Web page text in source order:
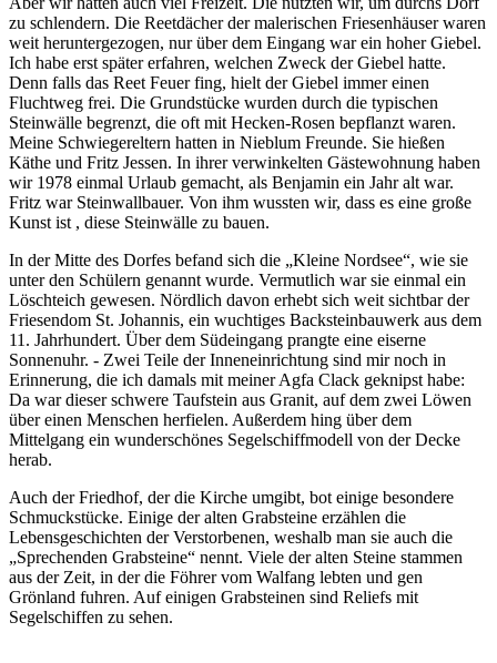
zu schlendern. Die Reetdächer der malerischen Friesenhäuser waren
weit heruntergezogen, nur über dem Eingang war ein hoher Giebel.
Ich habe erst später erfahren, welchen Zweck der Giebel hatte.
Denn falls das Reet Feuer fing, hielt der Giebel immer einen
Fluchtweg frei. Die Grundstücke wurden durch die typischen
Steinwälle begrenzt, die oft mit Hecken-Rosen bepflanzt waren.
Meine Schwiegereltern hatten in Nieblum Freunde. Sie hießen
Käthe und Fritz Jessen. In ihrer verwinkelten Gästewohnung haben
wir 1978 einmal Urlaub gemacht, als Benjamin ein Jahr alt war.
Fritz war Steinwallbauer. Von ihm wussten wir, dass es eine große
Kunst ist , diese Steinwälle zu bauen.
In der Mitte des Dorfes befand sich die
Kleine Nordsee , wie sie
unter den Schülern genannt wurde. Vermutlich war sie einmal ein
Löschteich gewesen. Nördlich davon erhebt sich weit sichtbar der
Friesendom St. Johannis, ein wuchtiges Backsteinbauwerk aus dem
11. Jahrhundert. Über dem Südeingang prangte eine eiserne
Sonnenuhr. - Zwei Teile der Inneneinrichtung sind mir noch in
Erinnerung, die ich damals mit meiner Agfa Clack geknipst habe:
Da war dieser schwere Taufstein aus Granit, auf dem zwei Löwen
über einen Menschen herfielen. Außerdem hing über dem
Mittelgang ein wunderschönes Segelschiffmodell von der Decke
herab.
Auch der Friedhof, der die Kirche umgibt, bot einige besondere
Schmuckstücke. Einige der alten Grabsteine erzählen die
Lebensgeschichten der Verstorbenen, weshalb man sie auch die
Sprechenden Grabsteine
nennt. Viele der alten Steine stammen
aus der Zeit, in der die Föhrer vom Walfang lebten und gen
Grönland fuhren. Auf einigen Grabsteinen sind Reliefs mit
Segelschiffen zu sehen.